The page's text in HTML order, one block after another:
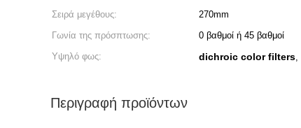
Σειρά μεγέθους:
270mm
Γωνία της πρόσπτωσης:
0 βαθμοί ή 45 βαθμοί
Υψηλό φως:
dichroic color filters,
Περιγραφή προϊόντων